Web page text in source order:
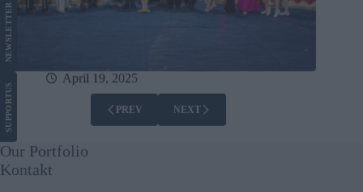
April 19, 2025
PREV NEXT
SUPPORT
US
NEWS
LETTER
Our Portfolio
Kontakt